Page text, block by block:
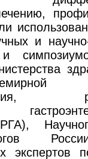
и
и
экспертов